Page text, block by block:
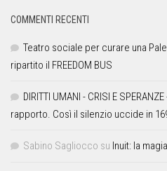
COMMENTI RECENTI
Teatro sociale per curare una
ripartito il FREEDOM BUS
DIRITTI UMANI - CRISI E
rapporto. Così il silenzio uccide in
Sabino Sagliocco su Inuit: la